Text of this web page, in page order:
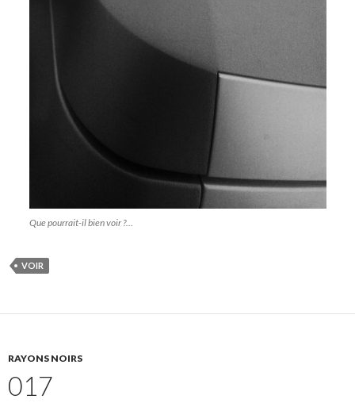
Que pourrait-il bien voir ?…
VOIR
RAYONS NOIRS
017